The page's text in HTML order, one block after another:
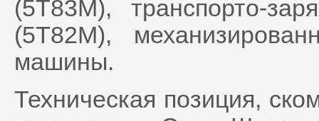
(5Т83М), транспорто-
(5Т82М),
машины.
Техническая позиция,